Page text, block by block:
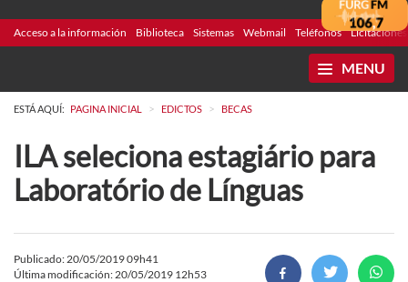
Acceso a la información Biblioteca Sistemas Webmail Teléfonos Licitaciones
MENU
ESTÁ AQUÍ: PAGINA INICIAL > EDICTOS > BECAS
ILA seleciona estagiário para
Laboratório de Línguas
Publicado: 20/05/2019 09h41
Última modificación: 20/05/2019 12h53